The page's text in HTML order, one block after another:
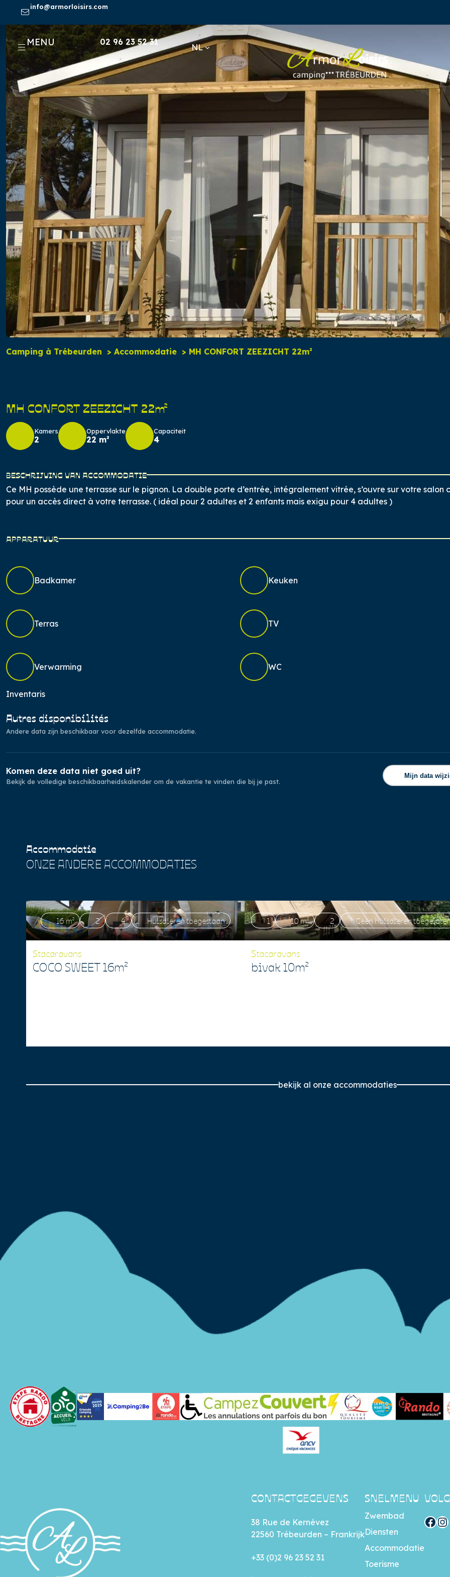
content
info@armorloisirs.com
MENU 02 96 23 52 31
NL
Camping à Trébeurden Accommodatie MH CONFORT ZEEZICHT 22m²
MH CONFORT ZEEZICHT 22m²
Kamers
2
Oppervlakte
22 m²
Capaciteit
4
BESCHRIJVING VAN ACCOMMODATIE
Ce MH possède une terrasse sur le pignon. La double porte d’entrée, intégralement vitrée, s’ouvre sur votre salon
pour un accès direct à votre terrasse. ( idéal pour 2 adultes et 2 enfants mais exigu pour 4 adultes )
APPARATUUR
Badkamer Keuken
Terras TV
Verwarming WC
Inventaris
Autres disponibilités
Andere data zijn beschikbaar voor dezelfde accommodatie.
Komen deze data niet goed uit?
Bekijk de volledige beschikbaarheidskalender om de vakantie te vinden die bij je past.
Mijn data
Accommodatie
ONZE ANDERE ACCOMMODATIES
16 m² 2 4 Huisdieren toegestaan
Stacaravans
COCO SWEET 16m²
1 10 m² 2 Geen huisdieren
Stacaravans
bivak 10m²
bekijk al onze accommodaties
CONTACTGEGEVENS
38 Rue de Kernévez
22560 Trébeurden – Frankrijk
+33 (0)2 96 23 52 31
SNELMENU
Zwembad
Diensten
Accommodatie
Toerisme
Facebook Instagram